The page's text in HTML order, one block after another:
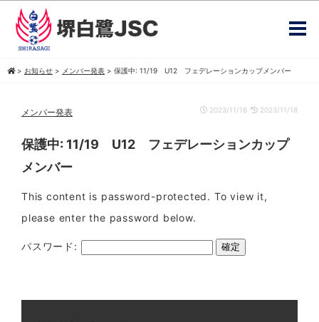
> お知らせ > メンバー発表 > 保護中: 11/19 U12 フェデレーションカップメンバー
メンバー発表 2023/11/16 2023/11/18
保護中: 11/19 U12 フェデレーションカップ
メンバー
This content is password-protected. To view it,
please enter the password below.
パスワード: